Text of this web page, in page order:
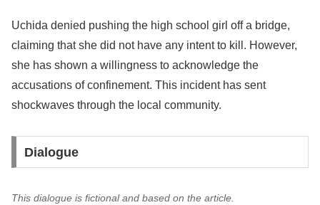
Uchida denied pushing the high school girl off a bridge,
claiming that she did not have any intent to kill. However,
she has shown a willingness to acknowledge the
accusations of confinement. This incident has sent
shockwaves through the local community.
Dialogue
This dialogue is fictional and based on the article.